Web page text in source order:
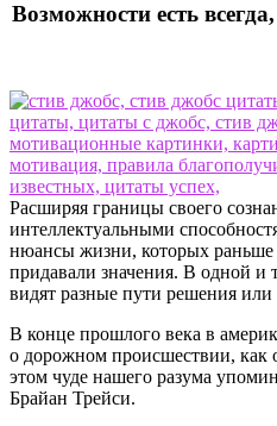
Возможности есть
Расширяя границы своего
интеллектуальными
нюансы жизни, которых
придавали значения. В одной и
видят разные пути решения
В конце прошлого века в
о дорожном происшествии, как
этом чуде нашего разума
Брайан Трейси.